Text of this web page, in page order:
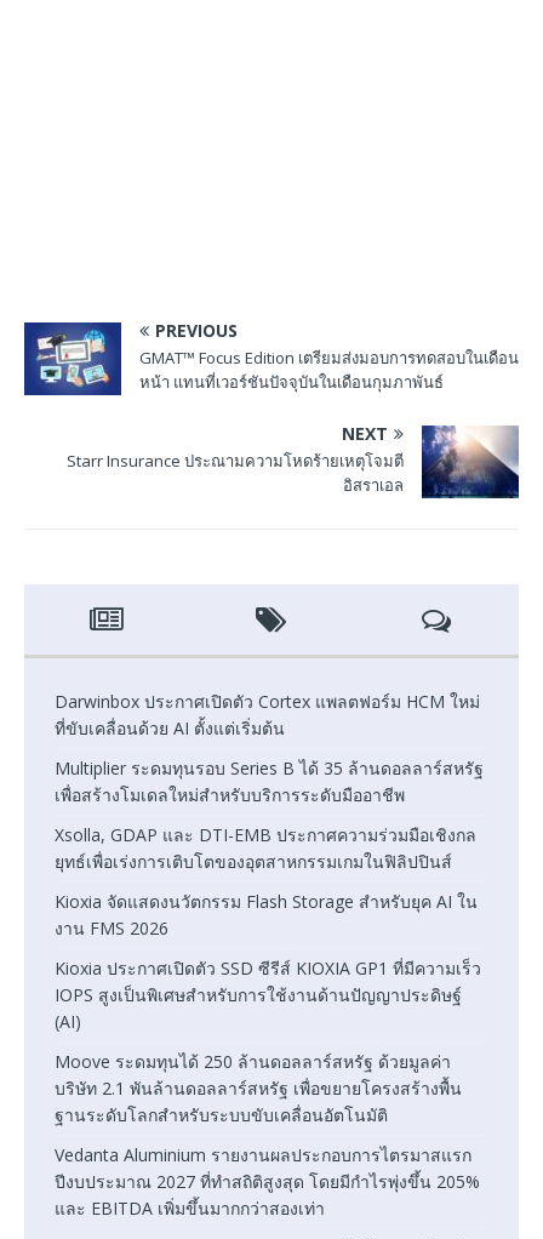
PREVIOUS
GMAT™ Focus Edition เตรียมส่งมอบการทดสอบในเดือน
หน้า แทนที่เวอร์ชันปัจจุบันในเดือนกุมภาพันธ์
NEXT
Starr Insurance ประณามความโหดร้ายเหตุโจมตี
อิสราเอล
Darwinbox ประกาศเปิดตัว Cortex แพลตฟอร์ม HCM ใหม่
ที่ขับเคลื่อนด้วย AI ตั้งแต่เริ่มต้น
Multiplier ระดมทุนรอบ Series B ได้ 35 ล้านดอลลาร์สหรัฐ
เพื่อสร้างโมเดลใหม่สำหรับบริการระดับมืออาชีพ
Xsolla, GDAP และ DTI-EMB ประกาศความร่วมมือเชิงกล
ยุทธ์เพื่อเร่งการเติบโตของอุตสาหกรรมเกมในฟิลิปปินส์
Kioxia จัดแสดงนวัตกรรม Flash Storage สำหรับยุค AI ใน
งาน FMS 2026
Kioxia ประกาศเปิดตัว SSD ซีรีส์ KIOXIA GP1 ที่มีความเร็ว
IOPS สูงเป็นพิเศษสำหรับการใช้งานด้านปัญญาประดิษฐ์
(AI)
Moove ระดมทุนได้ 250 ล้านดอลลาร์สหรัฐ ด้วยมูลค่า
บริษัท 2.1 พันล้านดอลลาร์สหรัฐ เพื่อขยายโครงสร้างพื้น
ฐานระดับโลกสำหรับระบบขับเคลื่อนอัตโนมัติ
Vedanta Aluminium รายงานผลประกอบการไตรมาสแรก
ปีงบประมาณ 2027 ที่ทำสถิติสูงสุด โดยมีกำไรพุ่งขึ้น 205%
และ EBITDA เพิ่มขึ้นมากกว่าสองเท่า